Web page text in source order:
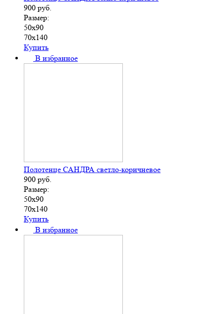
900 руб.
Размер:
50х90
70х140
Купить
В избранное
Полотенце САНДРА светло-коричневое
900 руб.
Размер:
50х90
70х140
Купить
В избранное